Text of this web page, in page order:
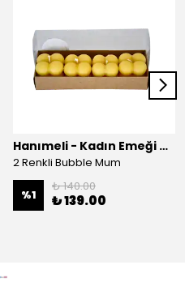
Hanımeli - Kadın Emeği Çarşısı
2 Renkli Bubble Mum
%1
₺ 140.00
₺ 139.00